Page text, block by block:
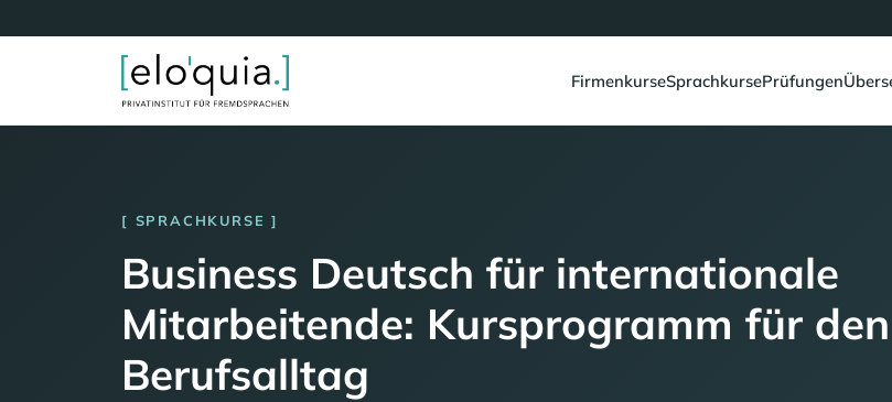
FirmenkurseSprachkursePrüfungen
SPRACHKURSE
Business Deutsch für internationale
Mitarbeitende: Kursprogramm für den
Berufsalltag